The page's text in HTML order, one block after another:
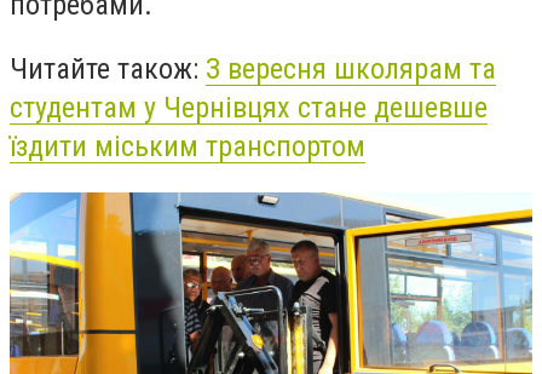
Читайте також: З вересня школярам та
студентам у Чернівцях стане дешевше
їздити міським транспортом